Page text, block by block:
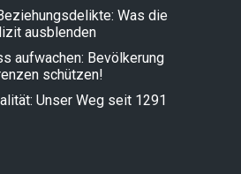
Was die
ausblenden
aufwachen: Bevölkerung
schützen!
Unser Weg seit 1291